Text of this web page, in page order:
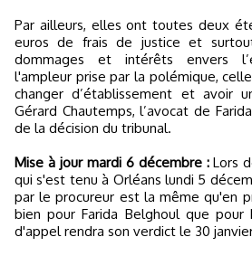
Par ailleurs, elles ont toutes deux
euros de frais de justice et
dommages et intérêts envers
l'ampleur prise par la polémique,
changer d’établissement et avoir
Gérard Chautemps, l’avocat de
de la décision du tribunal.
Mise à jour mardi 6 décembre :Lors
qui s'est tenu à Orléans lundi 5
par le procureur est la même qu'en
bien pour Farida Belghoul que pour
d'appel rendra son verdict le 30